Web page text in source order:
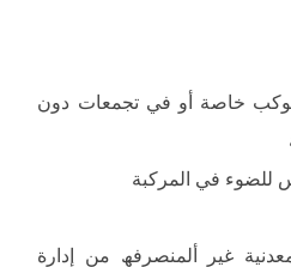
خاصة أو في تجمعات دون
غیر ألمنصرفھ من إدارة